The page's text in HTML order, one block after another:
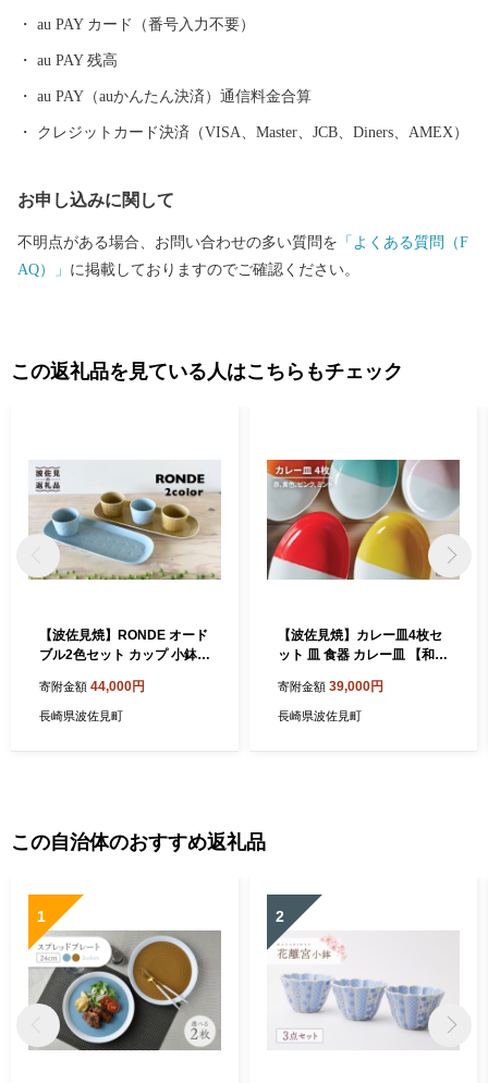
彩るおしゃれで機能的な日用和食器の一大産地として、全国的に
も高いシェアを誇っています。（すでに皆さまの食卓にも、波佐
見で作られたやきものがあるかも！？）窯元、棚田、温泉など、
au PAY カード（番号入力不要）
au PAY 残高
au PAY（auかんたん決済）通信料金合算
クレジットカード決済（VISA、Master、JCB、Diners、AMEX）
お申し込みに関して
不明点がある場合、お問い合わせの多い質問を 「よくある質問（F
AQ）」 に掲載しておりますのでご確認ください。
この返礼品を見ている人はこちらもチェック
【波佐見焼】RONDE オード
ブル2色セット カップ 小鉢
5]
寄附金額 44,000円
長崎県波佐見町
【波佐見焼】カレー皿4枚セ
ット 皿 食器 カレー皿 【和
寄附金額 39,000円
長崎県波佐見町
この自治体のおすすめ返礼品
1 2